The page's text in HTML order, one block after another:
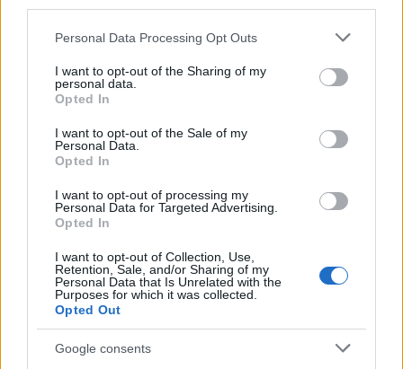
Please note that this website/app uses one or more Google
not limited to your visit or usage behaviour. You may click to
grant or deny consent to Google and its third-party tags to
use your data for below specified purposes in below Google
consent section.
Personal Data Processing Opt Outs
I want to opt-out of the Sharing of my
personal data.
Opted In
I want to opt-out of the Sale of my
Personal Data.
Opted In
I want to opt-out of processing my
Personal Data for Targeted Advertising.
Opted In
I want to opt-out of Collection, Use,
Retention, Sale, and/or Sharing of my
Personal Data that Is Unrelated with the
Purposes for which it was collected.
Opted Out
Google consents
Tech| 2025.06.03 09:54
A pingvinürülék lehet a legújabb
Kávészünet| 2025.05.25 09:04
vírus okozta világjárványra
készítette fel a kormányokat a
Biztonság | 2025.04.15 13:16
A SUSE tanácsai az AI-rendszerek
környezetkímélőbb
működtetéséhez
Céginfo| 2025.02.11 15:52